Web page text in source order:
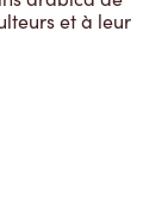
et à leur